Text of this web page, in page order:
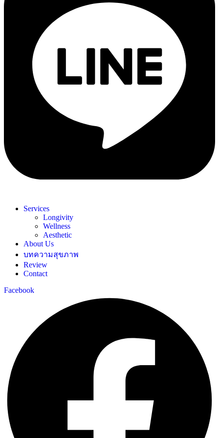
Services
Longivity
Wellness
Aesthetic
About Us
บทความสุขภาพ
Review
Contact
Facebook